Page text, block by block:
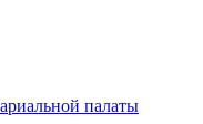
палаты